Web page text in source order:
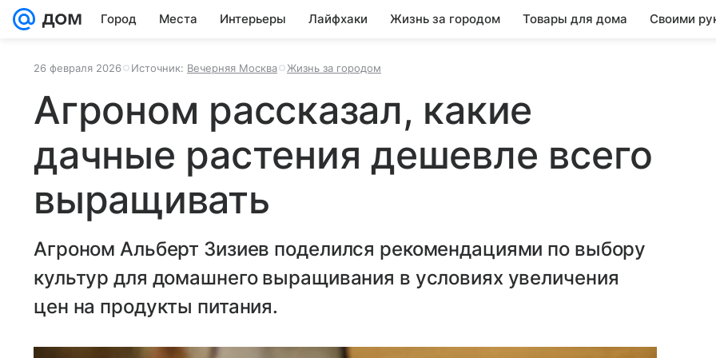
Город Места Интерьеры Лайфхаки Жизнь за городом Товары для дома Своими
26 февраля 2026 Источник: Вечерняя Москва Жизнь за городом
Агроном рассказал, какие
дачные растения дешевле всего
выращивать
Агроном Альберт Зизиев поделился рекомендациями по выбору
культур для домашнего выращивания в условиях увеличения
цен на продукты питания.